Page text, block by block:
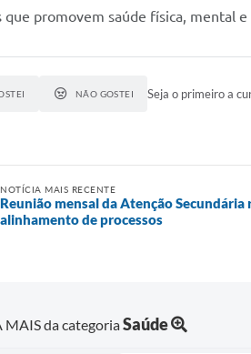
que promovem saúde física, mental e
NÃO GOSTEI Seja o primeiro a
NOTÍCIA MAIS RECENTE
Reunião mensal da Atenção
alinhamento de processos
MAIS da categoriaSaúde